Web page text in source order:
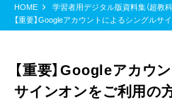
HOME
学習者用デジタル版資料集（超教
【重要】Googleアカウントによるシングル
【重要】Googleアカウ
サインオンをご利用の